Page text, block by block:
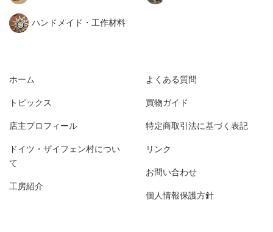
ハンドメイド・工作材料
ホーム
トピックス
店主プロフィール
ドイツ・ザイフェン村につい
て
工房紹介
よくある質問
買物ガイド
特定商取引法に基づく表記
リンク
お問い合わせ
個人情報保護方針